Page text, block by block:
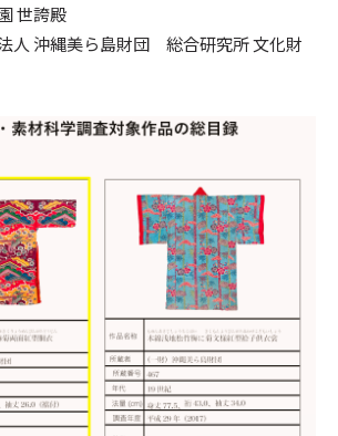
世誇殿
人 沖縄美ら島財団 総合研究所 文化財